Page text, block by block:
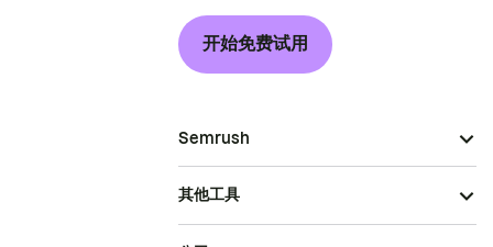
开始免费试用
Semrush
其他工具